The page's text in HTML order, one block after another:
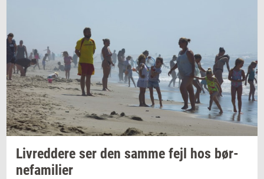
Liv­red­dere ser den samme fejl hos bør­
ne­fa­mi­li­er